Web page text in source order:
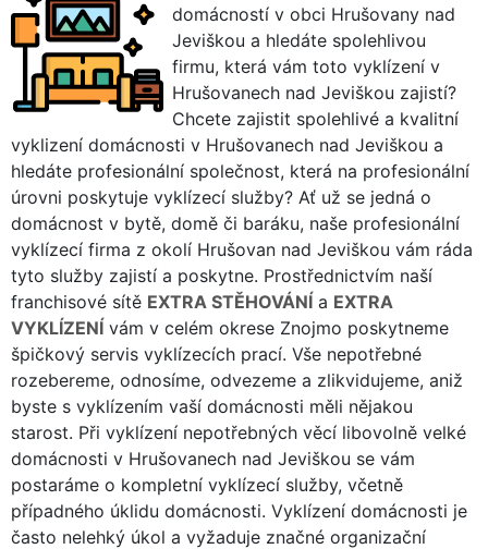
domácností v obci Hrušovany nad
Jeviškou a hledáte spolehlivou
firmu, která vám toto vyklízení v
Hrušovanech nad Jeviškou zajistí?
Chcete zajistit spolehlivé a kvalitní
vyklizení domácnosti v Hrušovanech nad Jeviškou a
hledáte profesionální společnost, která na profesionální
úrovni poskytuje vyklízecí služby? Ať už se jedná o
domácnost v bytě, domě či baráku, naše profesionální
vyklízecí firma z okolí Hrušovan nad Jeviškou vám ráda
tyto služby zajistí a poskytne. Prostřednictvím naší
franchisové sítě EXTRA STĚHOVÁNÍ a EXTRA
VYKLÍZENÍ vám v celém okrese Znojmo poskytneme
špičkový servis vyklízecích prací. Vše nepotřebné
rozebereme, odnosíme, odvezeme a zlikvidujeme, aniž
byste s vyklízením vaší domácnosti měli nějakou
starost. Při vyklízení nepotřebných věcí libovolně velké
domácnosti v Hrušovanech nad Jeviškou se vám
postaráme o kompletní vyklízecí služby, včetně
případného úklidu domácnosti. Vyklízení domácnosti je
často nelehký úkol a vyžaduje značné organizační